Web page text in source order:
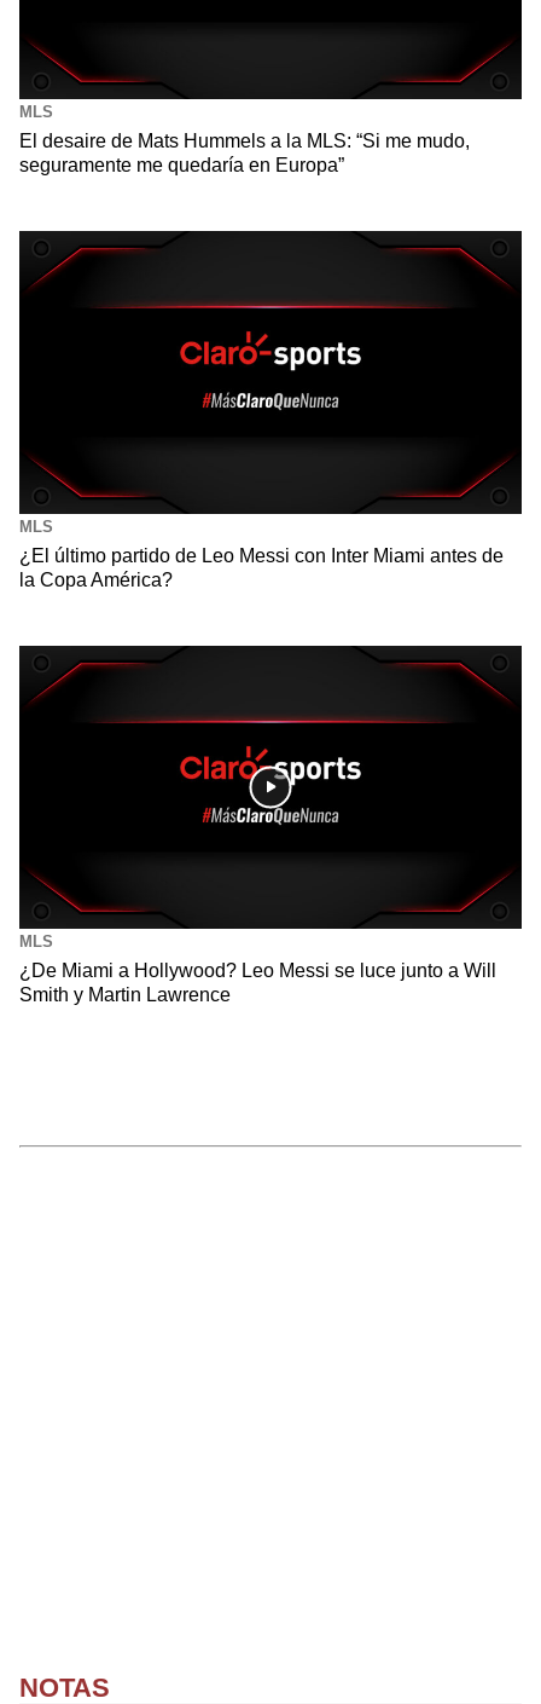
MLS
El desaire de Mats Hummels a la MLS: “Si me mudo,
seguramente me quedaría en Europa”
MLS
¿El último partido de Leo Messi con Inter Miami antes de
la Copa América?
MLS
¿De Miami a Hollywood? Leo Messi se luce junto a Will
Smith y Martin Lawrence
NOTAS